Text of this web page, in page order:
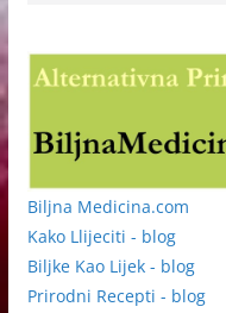
Biljna Medicina.com
Kako Llijeciti - blog
Biljke Kao Lijek - blog
Prirodni Recepti - blog